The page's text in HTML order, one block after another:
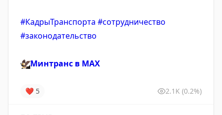
#КадрыТранспорта #сотрудничество
#законодательство
🦅Минтранс в MAX
❤ 5 2.1K (0.2%)